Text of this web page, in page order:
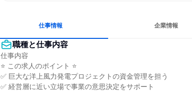
仕事情報 企業情報
職種と仕事内容
仕事内容
⭐ この求人のポイント ⭐
✅ 巨大な洋上風力発電プロジェクトの資金管理を担う
✅ 経営層に近い立場で事業の意思決定をサポート